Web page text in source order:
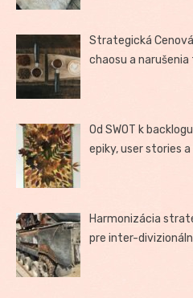
Strategická
chaosu a narušenia
Od SWOT k
epiky, user stories
Harmonizácia
pre inter-